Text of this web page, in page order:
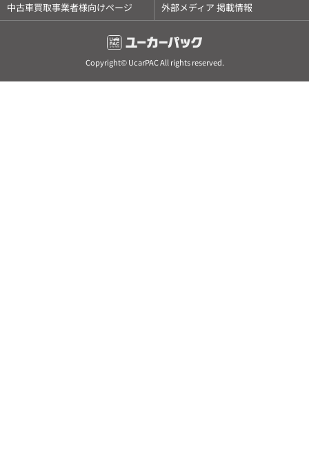
中古車買取事業者様向けページ
外部メディア 掲載情報
Copyright© UcarPAC All rights reserved.